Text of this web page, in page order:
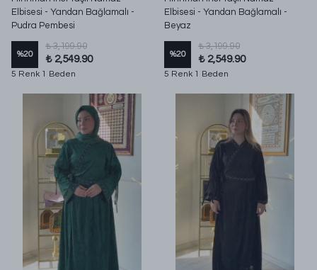
Elbisesi - Yandan Bağlamalı -
Pudra Pembesi
%20
₺ 3,199.90
₺ 2,549.90
5 Renk 1 Beden
Elbisesi - Yandan Bağlamalı -
Beyaz
%20
₺ 3,199.90
₺ 2,549.90
5 Renk 1 Beden